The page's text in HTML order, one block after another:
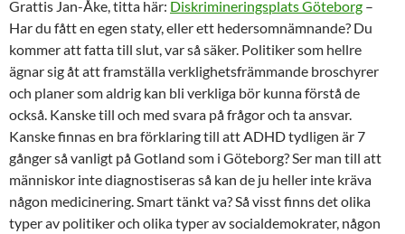
Grattis Jan-Åke, titta här: Diskrimineringsplats Göteborg –
Har du fått en egen staty, eller ett hedersomnämnande? Du
kommer att fatta till slut, var så säker. Politiker som hellre
ägnar sig åt att framställa verklighetsfrämmande broschyrer
och planer som aldrig kan bli verkliga bör kunna förstå de
också. Kanske till och med svara på frågor och ta ansvar.
Kanske finnas en bra förklaring till att ADHD tydligen är 7
gånger så vanligt på Gotland som i Göteborg? Ser man till att
människor inte diagnostiseras så kan de ju heller inte kräva
någon medicinering. Smart tänkt va? Så visst finns det olika
typer av politiker och olika typer av socialdemokrater, någon